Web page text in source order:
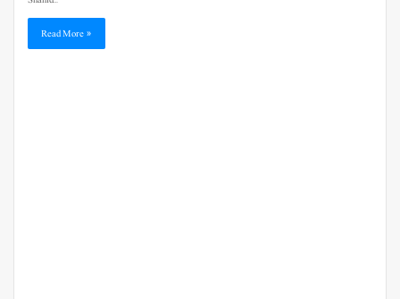
Read More »